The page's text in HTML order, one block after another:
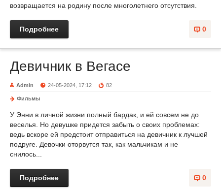
возвращается на родину после многолетнего отсутствия.
0
Подробнее
Девичник в Вегасе
Admin 24-05-2024, 17:12 82
Фильмы
У Энни в личной жизни полный бардак, и ей совсем не до
веселья. Но девушке придется забыть о своих проблемах:
ведь вскоре ей предстоит отправиться на девичник к лучшей
подруге. Девочки оторвутся так, как мальчикам и не
снилось...
0
Подробнее